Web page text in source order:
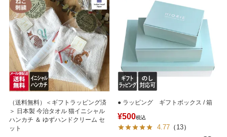
（送料無料）＜ギフトラッピング済
＞ 日本製 今治タオル 猫イニシャル
ハンカチ ＆ ゆずハンドクリーム セ
ット
● ラッピング ギフトボックス / 箱
¥500税込
4.77 （ 13）